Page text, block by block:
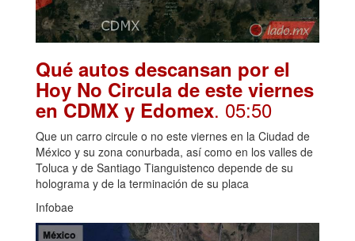
Qué autos descansan por el
Hoy No Circula de este viernes
en CDMX y Edomex. 05:50
Que un carro circule o no este viernes en la Ciudad de
México y su zona conurbada, así como en los valles de
Toluca y de Santiago Tianguistenco depende de su
holograma y de la terminación de su placa
Infobae